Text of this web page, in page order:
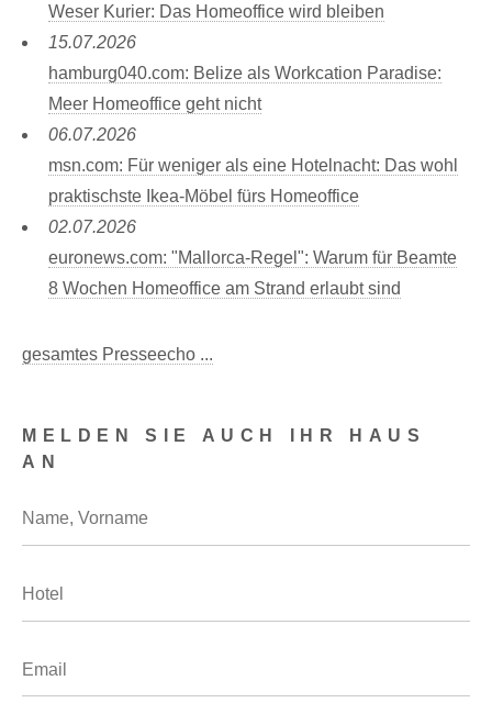
MELDEN SIE AUCH IHR HAUS
AN
Weser Kurier: Das Homeoffice wird bleiben
15.07.2026
hamburg040.com: Belize als Workcation Paradise:
Meer Homeoffice geht nicht
06.07.2026
msn.com: Für weniger als eine Hotelnacht: Das wohl
praktischste Ikea-Möbel fürs Homeoffice
02.07.2026
euronews.com: "Mallorca-Regel": Warum für Beamte
8 Wochen Homeoffice am Strand erlaubt sind
gesamtes Presseecho ...